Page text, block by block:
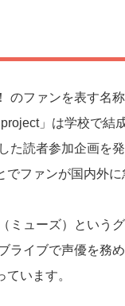
のファンを表す名
」は学校で
た読者参加企画を
ファンが国内外に
ミューズ）という
ライブで声優を務
います。